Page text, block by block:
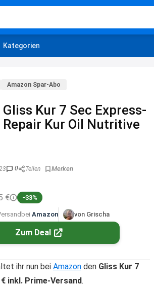
Kategorien
Amazon Spar-Abo
Gliss Kur 7 Sec Express-
Repair Kur Oil Nutritive
0 Teilen
€ -33%
bei Amazon von Grischa
Zum Deal
ihr nun bei Amazon den Gliss Kur 7
€ inkl. Prime-Versand.